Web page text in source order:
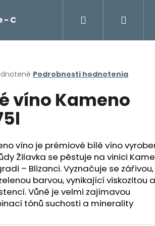
- Cockta, čaje, káva Franck
Hľadať
Podrobnosti hodnotenia
víno Kameno
víno je prémiové bílé víno
Žilavka se pěstuje na vinici
– Blizanci. Vyznačuje se zářivou,
barvou, vynikající viskozitou a
Vůně je velmi zajímavou
tónů suchosti a minerality